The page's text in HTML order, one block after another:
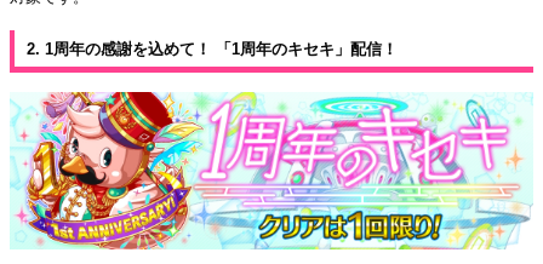
2. 1周年の感謝を込めて！ 「1周年のキセキ」配信！